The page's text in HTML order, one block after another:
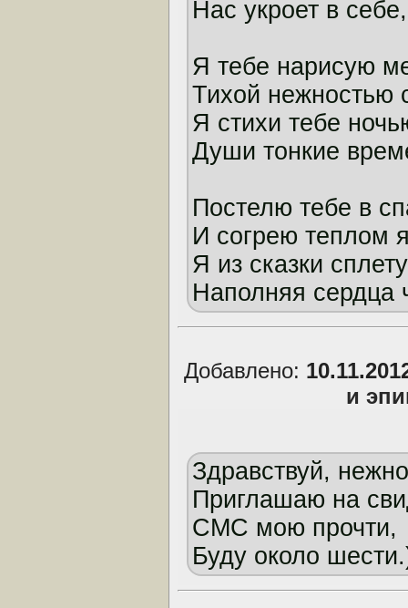
Нас укроет в
Я тебе нарисую
Тихой нежностью
Я стихи тебе
Души тонкие
Постелю тебе в
И согрею теплом
Я из сказки
Наполняя сердца
Добавлено:
и
Здравствуй,
Приглашаю на
СМС мою прочти,
Буду около